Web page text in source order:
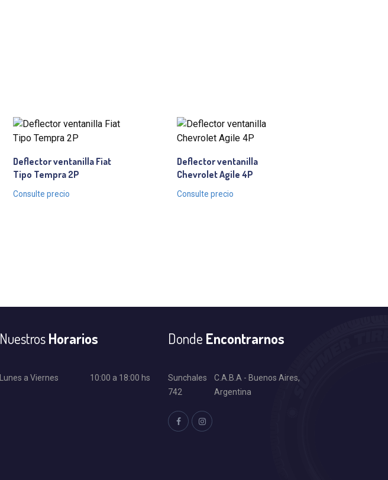
Deflector ventanilla Fiat
Tipo Tempra 2P
Consulte precio
Deflector ventanilla
Chevrolet Agile 4P
Consulte precio
NuestrosHorarios
Lunes a Viernes 10:00 a 18:00 hs
Donde Encontrarnos
Sunchales
742
C.A.B.A - Buenos Aires,
Argentina